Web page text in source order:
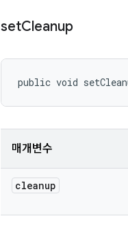
setCleanup
public void
매개변수
cleanup